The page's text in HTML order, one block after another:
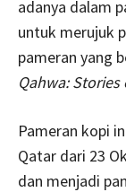
adanya dalam
untuk merujuk
pameran yang
Qahwa:
Pameran kopi
Qatar dari 23
dan menjadi